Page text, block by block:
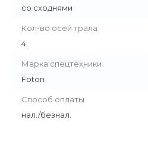
со сходнями
Кол-во осей трала
4
Марка спецтехники
Foton
Способ оплаты
нал./безнал.